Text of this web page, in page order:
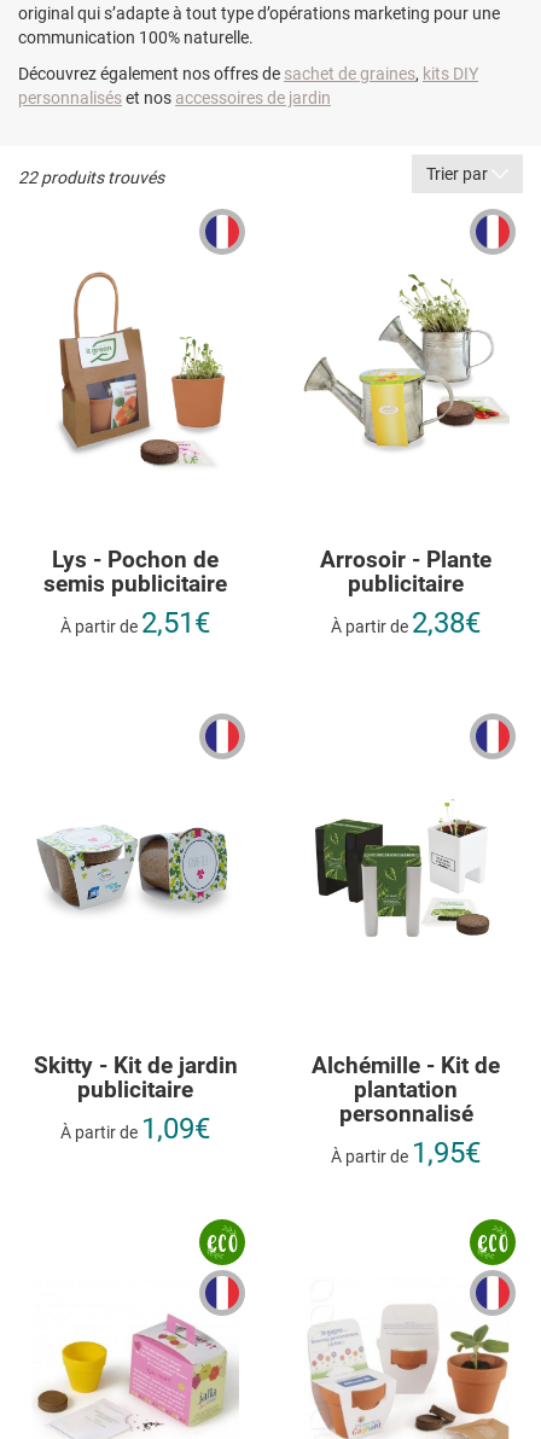
original qui s’adapte à tout type d’opérations marketing pour une
communication 100% naturelle.
Découvrez également nos offres de sachet de graines, kits DIY
personnaliséset nos accessoires de jardin
22 produits trouvés Trier par
Lys - Pochon de
semis publicitaire
À partir de 2,51€
Arrosoir - Plante
publicitaire
À partir de 2,38€
Skitty - Kit de jardin
publicitaire
À partir de 1,09€
Alchémille - Kit de
plantation
personnalisé
À partir de 1,95€